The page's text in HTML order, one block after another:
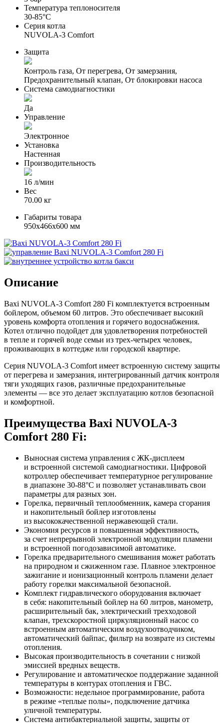
Температура теплоносителя
30-85°С
Серия котла
NUVOLA-3 Comfort
Защита
Контроль газа, От перегрева, От замерзания,
Предохранительный клапан, От блокировки насоса
Система самодиагностики
Да
Управление
Электронное
Установка
Настенная
Производительность
16 л/мин
Вес
70.00 кг
Габариты товара
950x466x600 мм
Описание
Baxi NUVOLA-3 Comfort 280 Fi комплектуется встроенным
бойлером, объемом 60 литров. Это обеспечивает высокий
уровень комфорта отопления и горячего водоснабжения.
Котел отлично подойдет для удовлетворения потребностей
в тепле и горячей воде семьи из трех-четырех человек,
проживающих в коттедже или городской квартире.
Серия NUVOLA-3 Comfort имеет встроенную систему защиты
от перегрева и замерзания, интегрированный датчик контроля
тяги уходящих газов, различные предохранительные
элементы — все это делает эксплуатацию котлов безопасной
и комфортной.
Преимущества Baxi NUVOLA-3
Comfort 280 Fi:
Выносная система управления с ЖК-дисплеем
и встроенной системой самодиагностики. Цифровой
котроллер обеспечивает температурное регулирование
в диапазоне 30-88°С и позволяет устанавливать свои
параметры для разных зон.
Горелка, первичный теплообменник, камера сгорания
и накопительный бойлер изготовлены
из высококачественной нержавеющей стали.
Экономия ресурсов и повышенная эффективность,
за счет непрерывной электронной модуляции пламени
и встроенной погодозависимой автоматике.
Горелка предварительного смешивания может работать
на природном и сжиженном газе. Плавное электронное
зажигание и ионизационный контроль пламени делает
работу горелки максимальной безопасной.
Комплект гидравлического оборудования включает
в себя: накопительный бойлер на 60 литров, манометр,
расширительный бак, электрический трехходовой
клапан, трехскоростной циркуляционный насос со
встроенным автоматическим воздухоотводчиком,
автоматический байпас, фильтр на возврате из системы
отопления.
Высокая производительность в сочетании с низкой
эмиссией вредных веществ.
Регулирование и автоматическое поддержание заданной
температуры в контурах отопления и ГВС.
Возможности: недельное программирование, работа
в режиме «теплые полы», подключение датчика
уличной температуры.
Система антибактериальной защиты, защиты от